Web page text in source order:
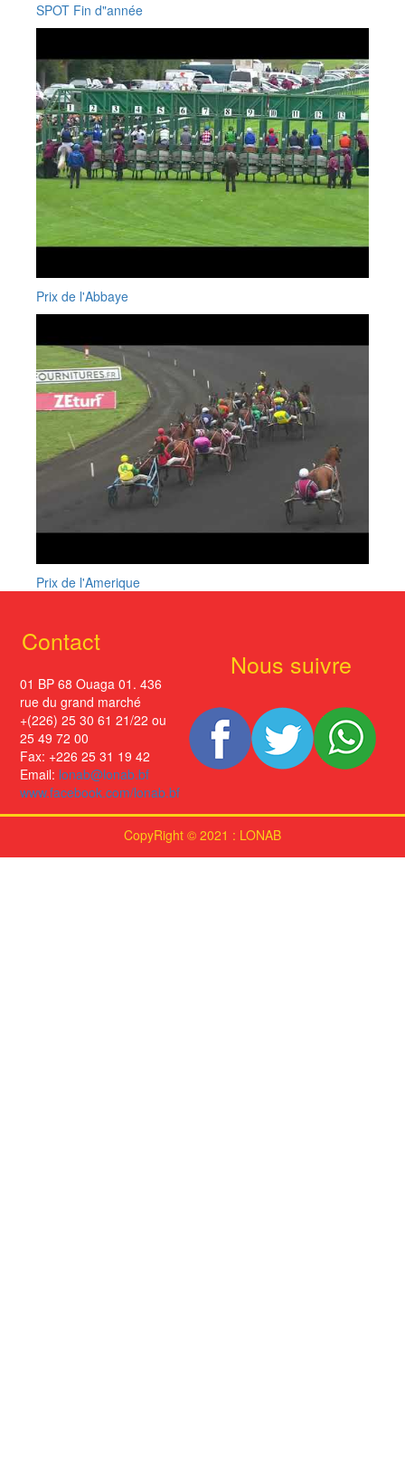
SPOT Fin d"année
Prix de l'Abbaye
Prix de l'Amerique
Contact
01 BP 68 Ouaga 01. 436
rue du grand marché
+(226) 25 30 61 21/22 ou
25 49 72 00
Fax: +226 25 31 19 42
Email: lonab@lonab.bf
www.facebook.com/lonab.bf
Nous suivre
CopyRight © 2021 : LONAB